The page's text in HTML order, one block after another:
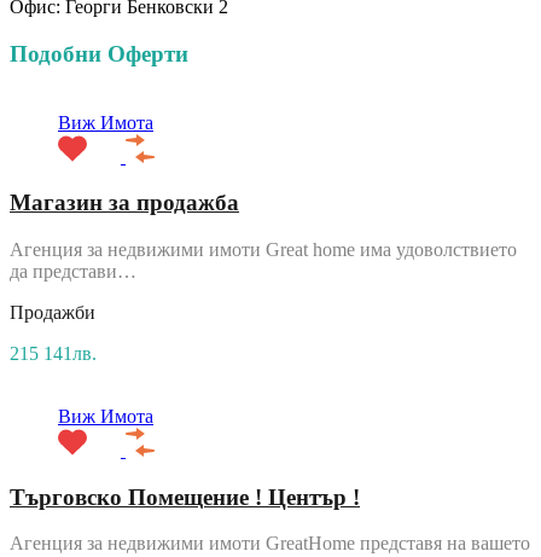
Офис: Георги Бенковски 2
Подобни Оферти
Виж Имота
Магазин за продажба
Агенция за недвижими имоти Great home има удоволствието
да представи…
Продажби
215 141лв.
Виж Имота
Търговско Помещение ! Център !
Агенция за недвижими имоти GreatHome представя на вашето